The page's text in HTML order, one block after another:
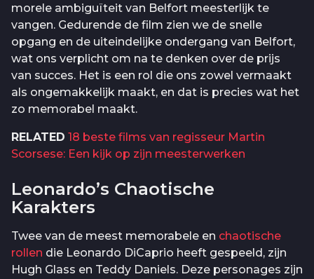
morele ambiguïteit van Belfort meesterlijk te
vangen. Gedurende de film zien we de snelle
opgang en de uiteindelijke ondergang van Belfort,
wat ons verplicht om na te denken over de prijs
van succes. Het is een rol die ons zowel vermaakt
als ongemakkelijk maakt, en dat is precies wat het
zo memorabel maakt.
RELATED 18 beste films van regisseur Martin
Scorsese: Een kijk op zijn meesterwerken
Leonardo’s Chaotische
Karakters
Twee van de meest memorabele en chaotische
rollen die Leonardo DiCaprio heeft gespeeld, zijn
Hugh Glass en Teddy Daniels. Deze personages zijn